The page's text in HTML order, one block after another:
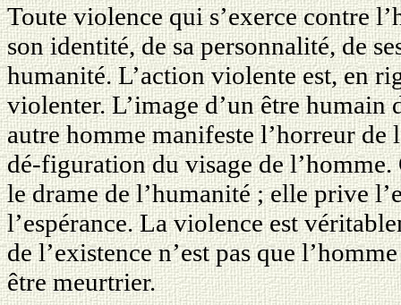
Toute violence qui s’exerce contre
son identité, de sa personnalité, de
humanité. L’action violente est, en
violenter. L’image d’un être
autre homme manifeste l’horreur de
dé-figuration du visage de
le drame de l’humanité ; elle prive
l’espérance. La violence est
de l’existence n’est pas que
être meurtrier.